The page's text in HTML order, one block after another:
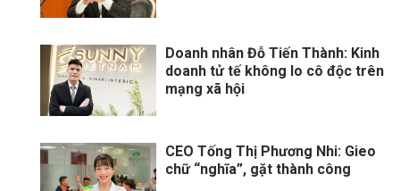
Doanh nhân Đỗ Tiến Thành: Kinh
doanh tử tế không lo cô độc trên
mạng xã hội
CEO Tống Thị Phương Nhi: Gieo
chữ “nghĩa”, gặt thành công